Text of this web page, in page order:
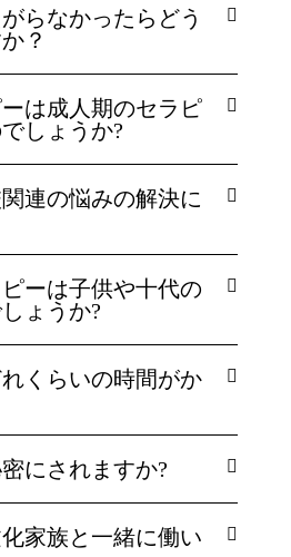
らなかったらどう
？
は成人期のセラピ
しょうか?
連の悩みの解決に
ーは子供や十代の
ょうか?
くらいの時間がか
にされますか?
家族と一緒に働い